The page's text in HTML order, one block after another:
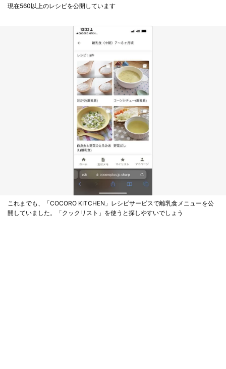
現在560以上のレシピを公開しています
これまでも、「COCORO KITCHEN」レシピサービスで離乳食メニューを公
開していました。「クックリスト」を使うと探しやすいでしょう